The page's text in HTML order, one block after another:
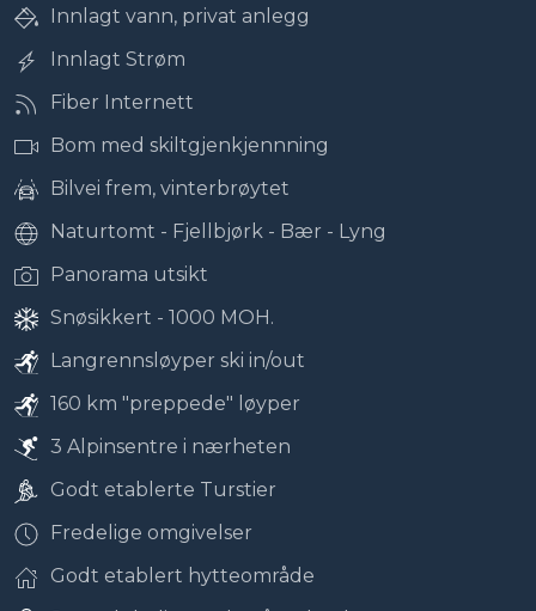
Innlagt vann, privat anlegg
Innlagt Strøm
Fiber Internett
Bom med skiltgjenkjennning
Bilvei frem, vinterbrøytet
Naturtomt - Fjellbjørk - Bær - Lyng
Panorama utsikt
Snøsikkert - 1000 MOH.
Langrennsløyper ski in/out
160 km "preppede" løyper
3 Alpinsentre i nærheten
Godt etablerte Turstier
Fredelige omgivelser
Godt etablert hytteområde